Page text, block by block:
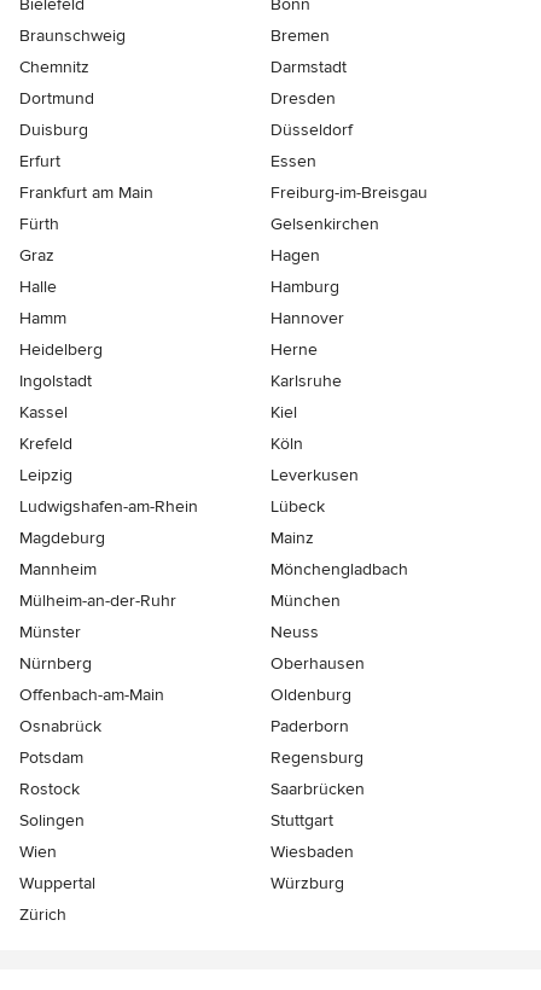
Bielefeld
Bonn
Braunschweig
Bremen
Chemnitz
Darmstadt
Dortmund
Dresden
Duisburg
Düsseldorf
Erfurt
Essen
Frankfurt am Main
Freiburg-im-Breisgau
Fürth
Gelsenkirchen
Graz
Hagen
Halle
Hamburg
Hamm
Hannover
Heidelberg
Herne
Ingolstadt
Karlsruhe
Kassel
Kiel
Krefeld
Köln
Leipzig
Leverkusen
Ludwigshafen-am-Rhein
Lübeck
Magdeburg
Mainz
Mannheim
Mönchen­gladbach
Mülheim-an-der-Ruhr
München
Münster
Neuss
Nürnberg
Oberhausen
Offenbach-am-Main
Oldenburg
Osnabrück
Paderborn
Potsdam
Regensburg
Rostock
Saarbrücken
Solingen
Stuttgart
Wien
Wiesbaden
Wuppertal
Würzburg
Zürich